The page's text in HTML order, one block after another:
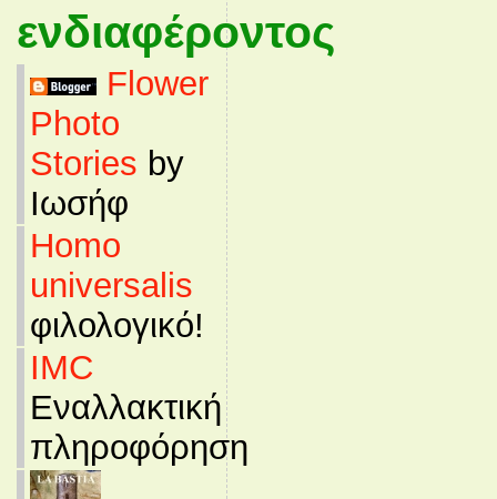
ενδιαφέροντος
Flower
Photo
Stories by
Ιωσήφ
Homo
universalis
φιλολογικό!
IMC
Εναλλακτική
πληροφόρηση